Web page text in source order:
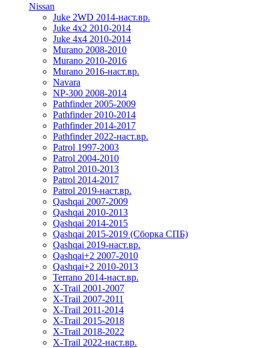
Nissan
Juke 2WD 2014-наст.вр.
Juke 4x2 2010-2014
Juke 4x4 2010-2014
Murano 2008-2010
Murano 2010-2016
Murano 2016-наст.вр.
Navara
NP-300 2008-2014
Pathfinder 2005-2009
Pathfinder 2010-2014
Pathfinder 2014-2017
Pathfinder 2022-наст.вр.
Patrol 1997-2003
Patrol 2004-2010
Patrol 2010-2013
Patrol 2014-2017
Patrol 2019-наст.вр.
Qashqai 2007-2009
Qashqai 2010-2013
Qashqai 2014-2015
Qashqai 2015-2019 (Сборка СПБ)
Qashqai 2019-наст.вр.
Qashqai+2 2007-2010
Qashqai+2 2010-2013
Terrano 2014-наст.вр.
X-Trail 2001-2007
X-Trail 2007-2011
X-Trail 2011-2014
X-Trail 2015-2018
X-Trail 2018-2022
X-Trail 2022-наст.вр.